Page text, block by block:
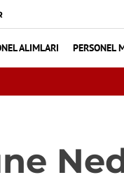
ALIMLARI PERSONEL
60 Dikişle